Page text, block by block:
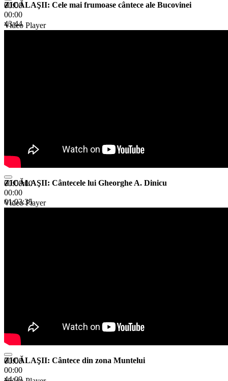
00:00
00:00
43:44
ZICĂLAŞII: Cele mai frumoase cântece ale Bucovinei
Video Player
00:00:00
00:00
01:03:35
ZICĂLAŞII: Cântecele lui Gheorghe A. Dinicu
Video Player
00:00
00:00
ZICĂLAŞII: Cântece din zona Muntelui